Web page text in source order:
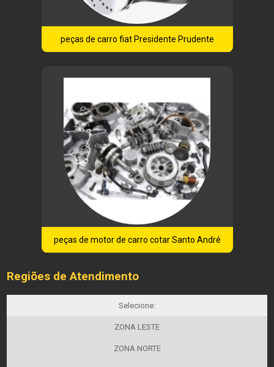
peças de carro fiat Presidente Prudente
peças de motor de carro cotar Santo André
Regiões de Atendimento
Selecione:
ZONA LESTE
ZONA NORTE